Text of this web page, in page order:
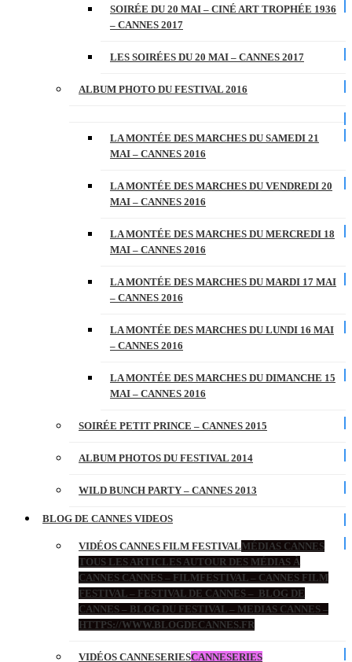
SOIRÉE DU 20 MAI – CINÉ ART TROPHÉE 1936
– CANNES 2017
LES SOIRÉES DU 20 MAI – CANNES 2017
ALBUM PHOTO DU FESTIVAL 2016
LA MONTÉE DES MARCHES DU SAMEDI 21
MAI – CANNES 2016
LA MONTÉE DES MARCHES DU VENDREDI 20
MAI – CANNES 2016
LA MONTÉE DES MARCHES DU MERCREDI 18
MAI – CANNES 2016
LA MONTÉE DES MARCHES DU MARDI 17 MAI
– CANNES 2016
LA MONTÉE DES MARCHES DU LUNDI 16 MAI
– CANNES 2016
LA MONTÉE DES MARCHES DU DIMANCHE 15
MAI – CANNES 2016
SOIRÉE PETIT PRINCE – CANNES 2015
ALBUM PHOTOS DU FESTIVAL 2014
WILD BUNCH PARTY – CANNES 2013
BLOG DE CANNES VIDEOS
VIDÉOS CANNES FILM FESTIVALMÉDIAS CANNES
TOUS LES ARTICLES AUTOUR DES MÉDIAS À
CANNES CANNES – FILMFESTIVAL – CANNES FILM
FESTIVAL – FESTIVAL DE CANNES – BLOG DE
CANNES – BLOG DU FESTIVAL – MEDIAS CANNES –
HTTPS://WWW.BLOGDECANNES.FR
VIDÉOS CANNESERIESCANNESERIES